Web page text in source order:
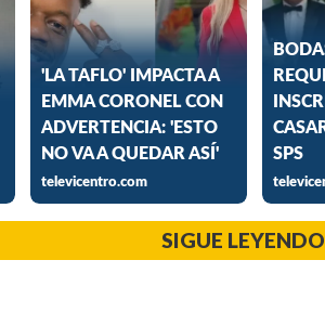
SIGUE LEYENDO